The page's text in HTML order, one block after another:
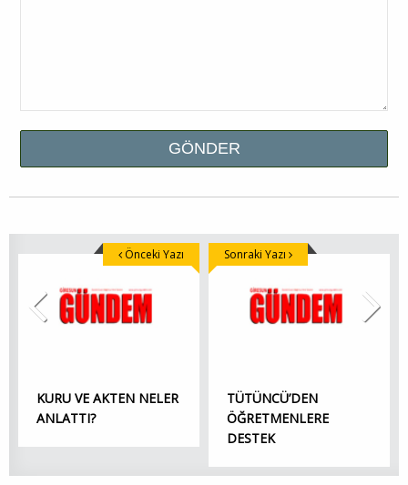
KURU VE AKTEN NELER
ANLATTI?
Önceki Yazı
TÜTÜNCÜ’DEN
ÖĞRETMENLERE
DESTEK
Sonraki Yazı